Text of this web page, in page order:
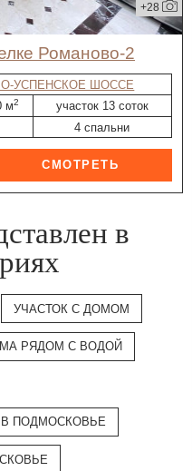
+28
Романово-2
УСПЕНСКОЕ ШОССЕ
м2
участок 13 соток
4 спальни
в
УЧАСТОК С ДОМОМ
РЯДОМ С ВОДОЙ
ПОДМОСКОВЬЕ